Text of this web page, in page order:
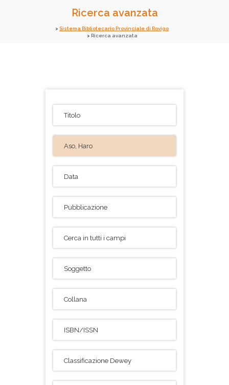
Ricerca avanzata
Sistema Bibliotecario Provinciale di Rovigo
Ricerca avanzata